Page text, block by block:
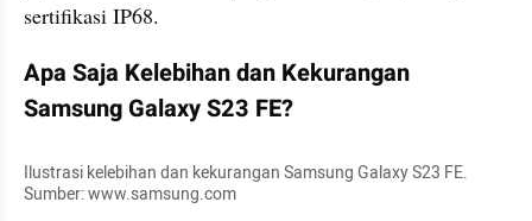
sertifikasi IP68.
Apa Saja Kelebihan dan Kekurangan
Samsung Galaxy S23 FE?
Ilustrasi kelebihan dan kekurangan Samsung Galaxy S23 FE.
Sumber: www.samsung.com